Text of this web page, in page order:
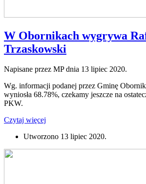
W Obornikach wygrywa
Trzaskowski
Napisane przez MP dnia 13 lipiec 2020.
Wg. informacji podanej przez Gminę
wyniosła 68.78%, czekamy jeszcze na
PKW.
Czytaj więcej
Utworzono 13 lipiec 2020.